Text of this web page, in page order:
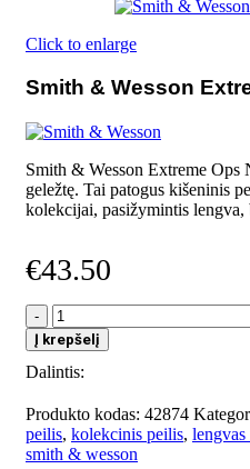
Click to enlarge
Smith & Wesson
Smith & Wesson Extreme
geležtę. Tai patogus kišeninis
kolekcijai, pasižymintis
€43.50
produkto
kiekis:
Smith
&
Extreme
Ops
Nail
Į krepšelį
Dalintis:
Produkto kodas: 42874
peilis, kolekcinis peilis, lengvas
smith & wesson